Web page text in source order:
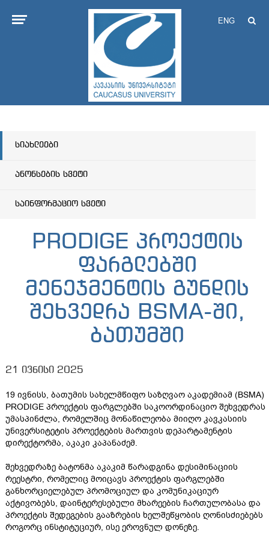
ENG
სიახლეები
ანონსების სვეტი
საინფორმაციო სვეტი
PRODIGE პროექტის
ფარგლებში
მენეჯმენტის გუნდის
შეხვედრა BSMA-ში,
ბათუმში
21 ივნისი 2025
19 ივნისს, ბათუმის სახელმწიფო საზღვაო აკადემიამ (BSMA)
PRODIGE პროექტის ფარგლებში საკოორდინაციო შეხვედრას
უმასპინძლა, რომელშიც მონაწილეობა მიიღო კავკასიის
უნივერსიტეტის პროექტების მართვის დეპარტამენტის
დირექტორმა, აკაკი კაპანაძემ.
შეხვედრაზე ბატონმა აკაკიმ წარადგინა დესიმინაციის
რეესტრი, რომელიც მოიცავს პროექტის ფარგლებში
განხორციელებულ პრომოციულ და კომუნიკაციურ
აქტივობებს, დაინტერესებული მხარეების ჩართულობასა და
პროექტის შედეგების გააზრების ხელშეწყობის ღონისძიებებს
როგორც ინსტიტუციურ, ისე ეროვნულ დონეზე.